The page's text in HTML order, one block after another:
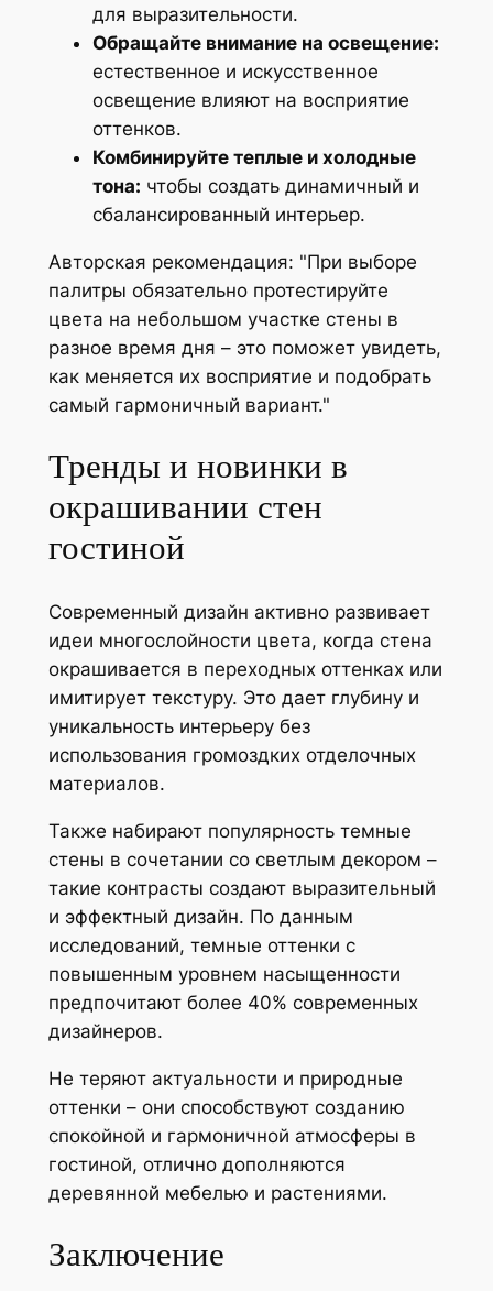
для выразительности.
Обращайте внимание на освещение:
естественное и искусственное
освещение влияют на восприятие
оттенков.
Комбинируйте теплые и холодные
тона: чтобы создать динамичный и
сбалансированный интерьер.
Авторская рекомендация:
При выборе
палитры обязательно протестируйте
цвета на небольшом участке стены в
разное время дня – это поможет увидеть,
как меняется их восприятие и подобрать
самый гармоничный вариант.
Тренды и новинки в
окрашивании стен
гостиной
Современный дизайн активно развивает
идеи многослойности цвета, когда стена
окрашивается в переходных оттенках или
имитирует текстуру. Это дает глубину и
уникальность интерьеру без
использования громоздких отделочных
материалов.
Также набирают популярность темные
стены в сочетании со светлым декором –
такие контрасты создают выразительный
и эффектный дизайн. По данным
исследований, темные оттенки с
повышенным уровнем насыщенности
предпочитают более 40% современных
дизайнеров.
Не теряют актуальности и природные
оттенки – они способствуют созданию
спокойной и гармоничной атмосферы в
гостиной, отлично дополняются
деревянной мебелью и растениями.
Заключение